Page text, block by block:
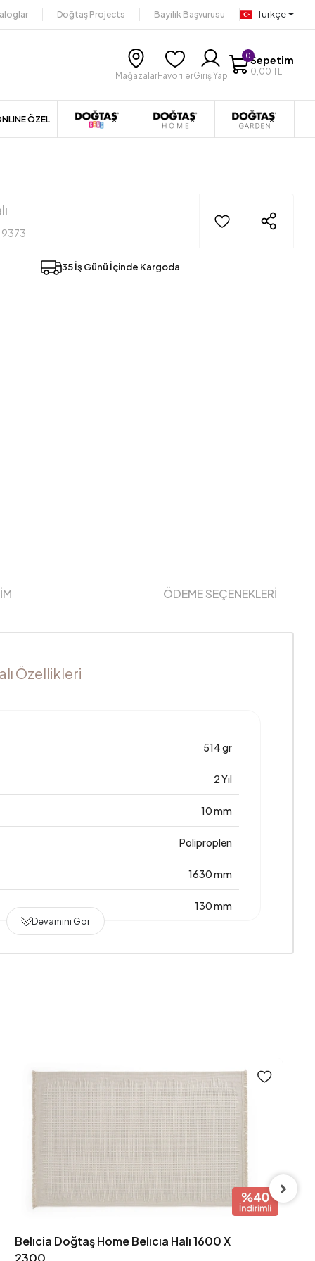
Doğtaş Projects Bayilik Başvurusu Türkçe
MağazalarFavorilerGiriş Yap
0Sepetim
0,00 TL
ÖZEL
35 İş Günü İçinde Kargoda
ÖDEME SEÇENEKLERİ
Özellikleri
514 gr
2 Yıl
10 mm
Poliproplen
1630 mm
130 mm
Devamını Gör
Belıcia Doğtaş Home Belıcıa Halı 1600 X
2300